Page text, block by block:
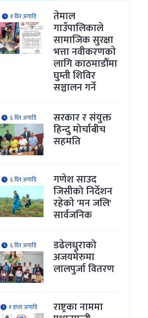
१ दिन अगाडि तेमाल
गाउँपालिकाले
सामाजिक सुरक्षा
भत्ता नवीकरणकाे
लागि काठमाडौँमा
घुम्ती शिविर
सञ्चालन गर्ने
६ दिन अगाडि सरकार र संयुक्त
हिन्दु मोर्चाबीच
सहमति
६ दिन अगाडि गणेश साउद
जिसीको निर्देशन
रहेकाे 'मन जलि'
सार्वजनिक
६ दिन अगाडि डढेलधुराको
अजयमेरुमा
लालपुर्जा वितरण
१ हप्ता अगाडि राष्ट्रका नाममा